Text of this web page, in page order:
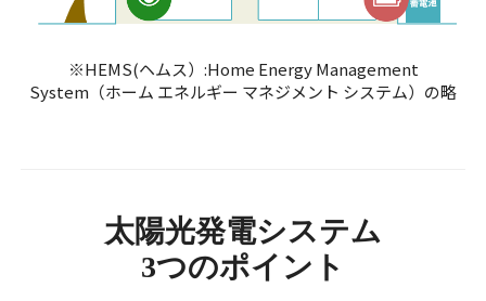
※HEMS(ヘムス）:Home Energy Management
System（ホーム エネルギー マネジメント システム）の略
太陽光発電システム
3つのポイント